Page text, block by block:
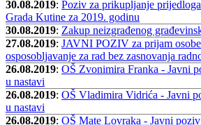
30.08.2019: Poziv za prikupljanje
Grada Kutine za 2019. godinu
30.08.2019: Zakup neizgrađenog
27.08.2019: JAVNI POZIV za prijam
osposobljavanje za rad bez zasnovanja
26.08.2019: OŠ Zvonimira Franka - Javni
u nastavi
26.08.2019: OŠ Vladimira Vidrića - Javni
u nastavi
26.08.2019: OŠ Mate Lovraka - Javni